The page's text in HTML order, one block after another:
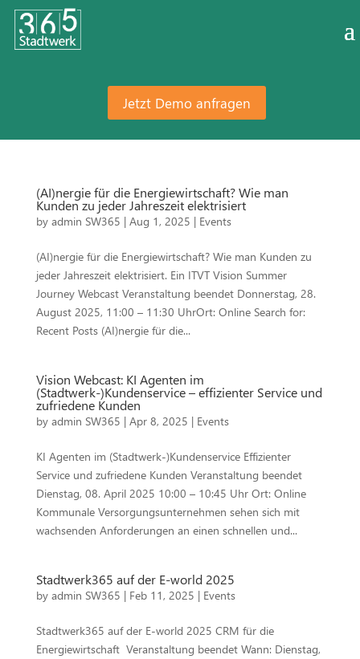
Jetzt Demo anfragen
(AI)nergie für die Energiewirtschaft? Wie man
Kunden zu jeder Jahreszeit elektrisiert
by admin SW365 | Aug 1, 2025 | Events
(AI)nergie für die Energiewirtschaft? Wie man Kunden zu
jeder Jahreszeit elektrisiert. Ein ITVT Vision Summer
Journey Webcast Veranstaltung beendet Donnerstag, 28.
August 2025, 11:00 – 11:30 UhrOrt: Online Search for:
Recent Posts (AI)nergie für die...
Vision Webcast: KI Agenten im
(Stadtwerk-)Kundenservice – effizienter Service und
zufriedene Kunden
by admin SW365 | Apr 8, 2025 | Events
KI Agenten im (Stadtwerk-)Kundenservice Effizienter
Service und zufriedene Kunden Veranstaltung beendet
Dienstag, 08. April 2025 10:00 – 10:45 Uhr Ort: Online
Kommunale Versorgungsunternehmen sehen sich mit
wachsenden Anforderungen an einen schnellen und...
Stadtwerk365 auf der E-world 2025
by admin SW365 | Feb 11, 2025 | Events
Stadtwerk365 auf der E-world 2025 CRM für die
Energiewirtschaft Veranstaltung beendet Wann: Dienstag,